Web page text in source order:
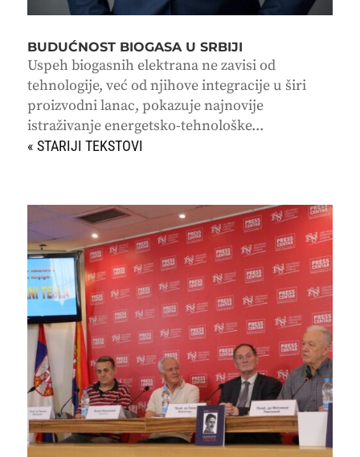
BUDUĆNOST BIOGASA U SRBIJI
Uspeh biogasnih elektrana ne zavisi od
tehnologije, već od njihove integracije u širi
proizvodni lanac, pokazuje najnovije
istraživanje energetsko-tehnološke...
« STARIJI UNOSI